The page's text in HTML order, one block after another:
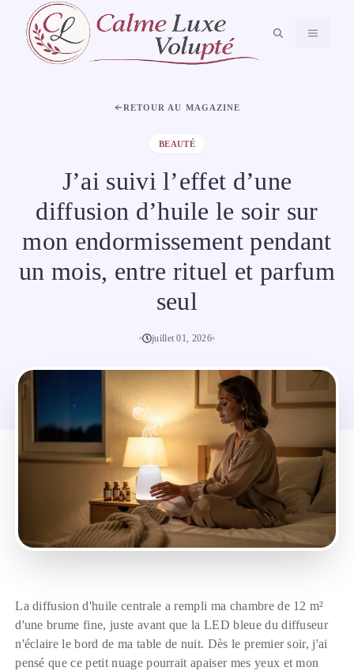
contenu
MENU
RETOUR AU MAGAZINE
BEAUTÉ
J’ai suivi l’effet d’une
diffusion d’huile le soir sur
mon endormissement pendant
un mois, entre rituel et parfum
seul
juillet 01, 2026
La diffusion d'huile centrale a rempli ma chambre de 12 m²
d'une brume fine, juste avant que la LED bleue du diffuseur
n'éclaire le bord de ma table de nuit. Dès le premier soir, j'ai
pensé que ce petit nuage pourrait apaiser mes yeux et mon